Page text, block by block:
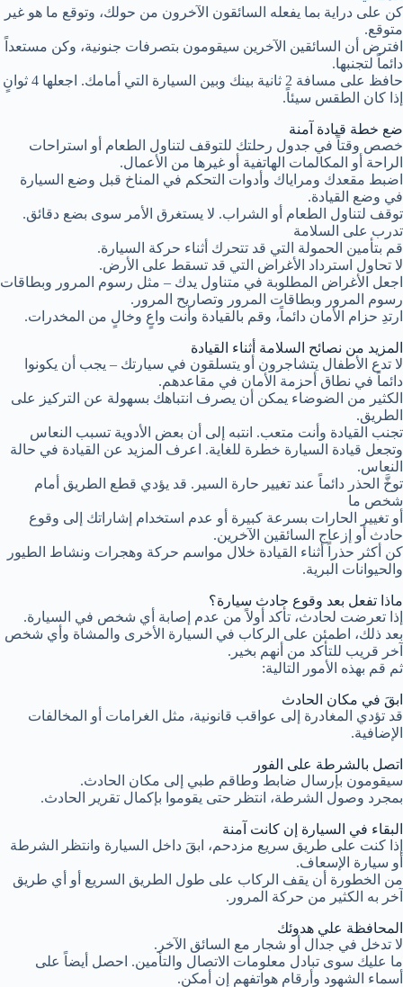
كن على دراية بما يفعله السائقون الآخرون من حولك، وتوقع ما هو غير
متوقع.
افترض أن السائقين الآخرين سيقومون بتصرفات جنونية، وكن مستعداً
دائماً لتجنبها.
حافظ على مسافة 2 ثانية بينك وبين السيارة التي أمامك. اجعلها 4 ثوانٍ
إذا كان الطقس سيئاً.
ضع خطة قيادة آمنة
خصص وقتاً في جدول رحلتك للتوقف لتناول الطعام أو استراحات
الراحة أو المكالمات الهاتفية أو غيرها من الأعمال.
اضبط مقعدك ومراياك وأدوات التحكم في المناخ قبل وضع السيارة
في وضع القيادة.
توقف لتناول الطعام أو الشراب. لا يستغرق الأمر سوى بضع دقائق.
تدرب على السلامة
قم بتأمين الحمولة التي قد تتحرك أثناء حركة السيارة.
لا تحاول استرداد الأغراض التي قد تسقط على الأرض.
اجعل الأغراض المطلوبة في متناول يدك – مثل رسوم المرور وبطاقات
رسوم المرور وبطاقات المرور وتصاريح المرور.
ارتدِ حزام الأمان دائماً، وقم بالقيادة وأنت واعٍ وخالٍ من المخدرات.
المزيد من نصائح السلامة أثناء القيادة
لا تدع الأطفال يتشاجرون أو يتسلقون في سيارتك – يجب أن يكونوا
دائماً في نطاق أحزمة الأمان في مقاعدهم.
الكثير من الضوضاء يمكن أن يصرف انتباهك بسهولة عن التركيز على
الطريق.
تجنب القيادة وأنت متعب. انتبه إلى أن بعض الأدوية تسبب النعاس
وتجعل قيادة السيارة خطرة للغاية. اعرف المزيد عن القيادة في حالة
النعاس.
توخَّ الحذر دائماً عند تغيير حارة السير. قد يؤدي قطع الطريق أمام
شخص ما
أو تغيير الحارات بسرعة كبيرة أو عدم استخدام إشاراتك إلى وقوع
حادث أو إزعاج السائقين الآخرين.
كن أكثر حذراً أثناء القيادة خلال مواسم حركة وهجرات ونشاط الطيور
والحيوانات البرية.
ماذا تفعل بعد وقوع حادث سيارة؟
إذا تعرضت لحادث، تأكد أولاً من عدم إصابة أي شخص في السيارة.
بعد ذلك، اطمئن على الركاب في السيارة الأخرى والمشاة وأي شخص
آخر قريب للتأكد من أنهم بخير.
ثم قم بهذه الأمور التالية:
ابقَ في مكان الحادث
قد تؤدي المغادرة إلى عواقب قانونية، مثل الغرامات أو المخالفات
الإضافية.
اتصل بالشرطة على الفور
سيقومون بإرسال ضابط وطاقم طبي إلى مكان الحادث.
بمجرد وصول الشرطة، انتظر حتى يقوموا بإكمال تقرير الحادث.
البقاء في السيارة إن كانت آمنة
إذا كنت على طريق سريع مزدحم، ابقَ داخل السيارة وانتظر الشرطة
أو سيارة الإسعاف.
من الخطورة أن يقف الركاب على طول الطريق السريع أو أي طريق
آخر به الكثير من حركة المرور.
المحافظة علي هدوئك
لا تدخل في جدال أو شجار مع السائق الآخر.
ما عليك سوى تبادل معلومات الاتصال والتأمين. احصل أيضاً على
أسماء الشهود وأرقام هواتفهم إن أمكن.